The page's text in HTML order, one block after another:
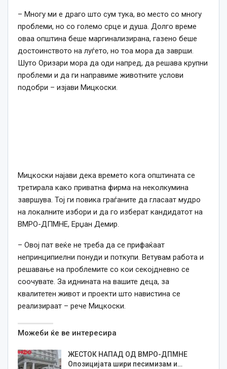
– Многу ми е драго што сум тука, во место со многу
проблеми, но со големо срце и душа. Долго време
оваа општина беше маргинализирана, газено беше
достоинството на луѓето, но тоа мора да заврши.
Шуто Оризари мора да оди напред, да решава крупни
проблеми и да ги направиме животните услови
подобри – изјави Мицкоски.
Мицкоски најави дека времето кога општината се
третирала како приватна фирма на неколкумина
завршува. Тој ги повика граѓаните да гласаат мудро
на локалните избори и да го изберат кандидатот на
ВМРО-ДПМНЕ, Ерџан Демир.
– Овој пат веќе не треба да се прифаќаат
непринципиелни понуди и поткупи. Ветувам работа и
решавање на проблемите со кои секојдневно се
соочувате. За иднината на вашите деца, за
квалитетен живот и проекти што навистина се
реализираат – рече Мицкоски.
Можеби ќе ве интересира
ЖЕСТОК НАПАД ОД ВМРО-ДПМНЕ
Опозицијата шири песимизам и…